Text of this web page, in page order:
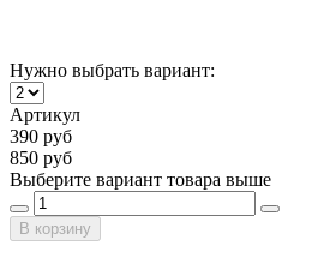
Нужно выбрать вариант:
Артикул
390 руб
850 руб
Выберите вариант товара выше
В корзину